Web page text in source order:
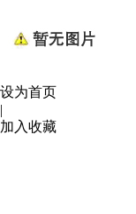
设为首页
|
加入收藏